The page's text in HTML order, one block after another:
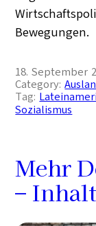
Bewegungen.
18. September
Category:
Tag:
Sozialismus
Mehr
–